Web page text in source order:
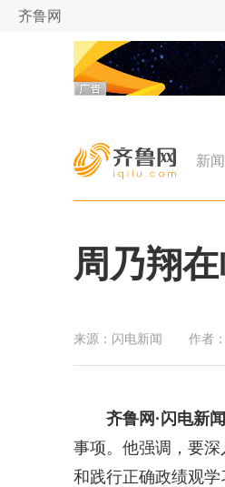
齐鲁网
新闻
周乃翔
来源： 闪电新闻 作者：
齐鲁网 ·闪电新
事项。他强调，要
和践行正确政绩观